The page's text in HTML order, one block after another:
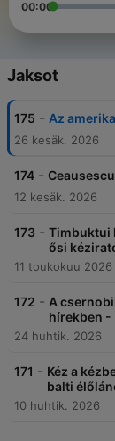
00:00
Jaksot
175 - Az
26 kesäk. 2026
174 -
12 kesäk. 2026
173 - Timbuktui
ősi
11 toukokuu 2026
172 - A
hírekben -
24 huhtik. 2026
171 - Kéz a
balti
10 huhtik. 2026